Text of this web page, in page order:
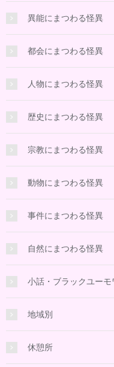
異能にまつわる怪異
都会にまつわる怪異
人物にまつわる怪異
歴史にまつわる怪異
宗教にまつわる怪異
動物にまつわる怪異
事件にまつわる怪異
自然にまつわる怪異
小話・ブラックユーモ
地域別
休憩所